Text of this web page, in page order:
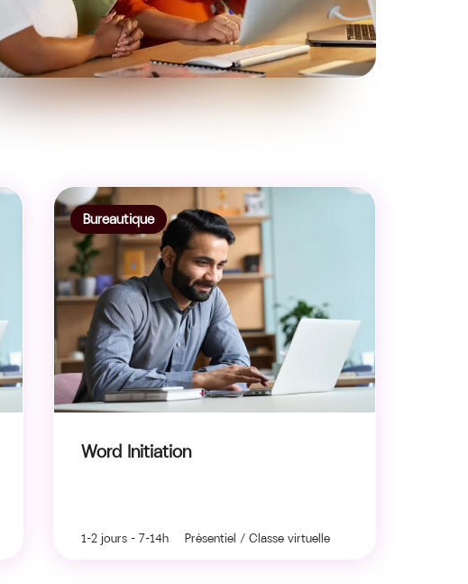
Bureautique
Word Initiation
1-2 jours - 7-14h Présentiel / Classe virtuelle